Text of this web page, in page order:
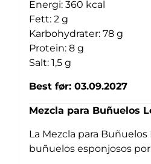
Energi: 360 kcal
Fett: 2 g
Karbohydrater: 78 g
Protein: 8 g
Salt: 1,5 g
Best før: 03.09.2027
Mezcla para Buñuelos
La Mezcla para
buñuelos esponjosos